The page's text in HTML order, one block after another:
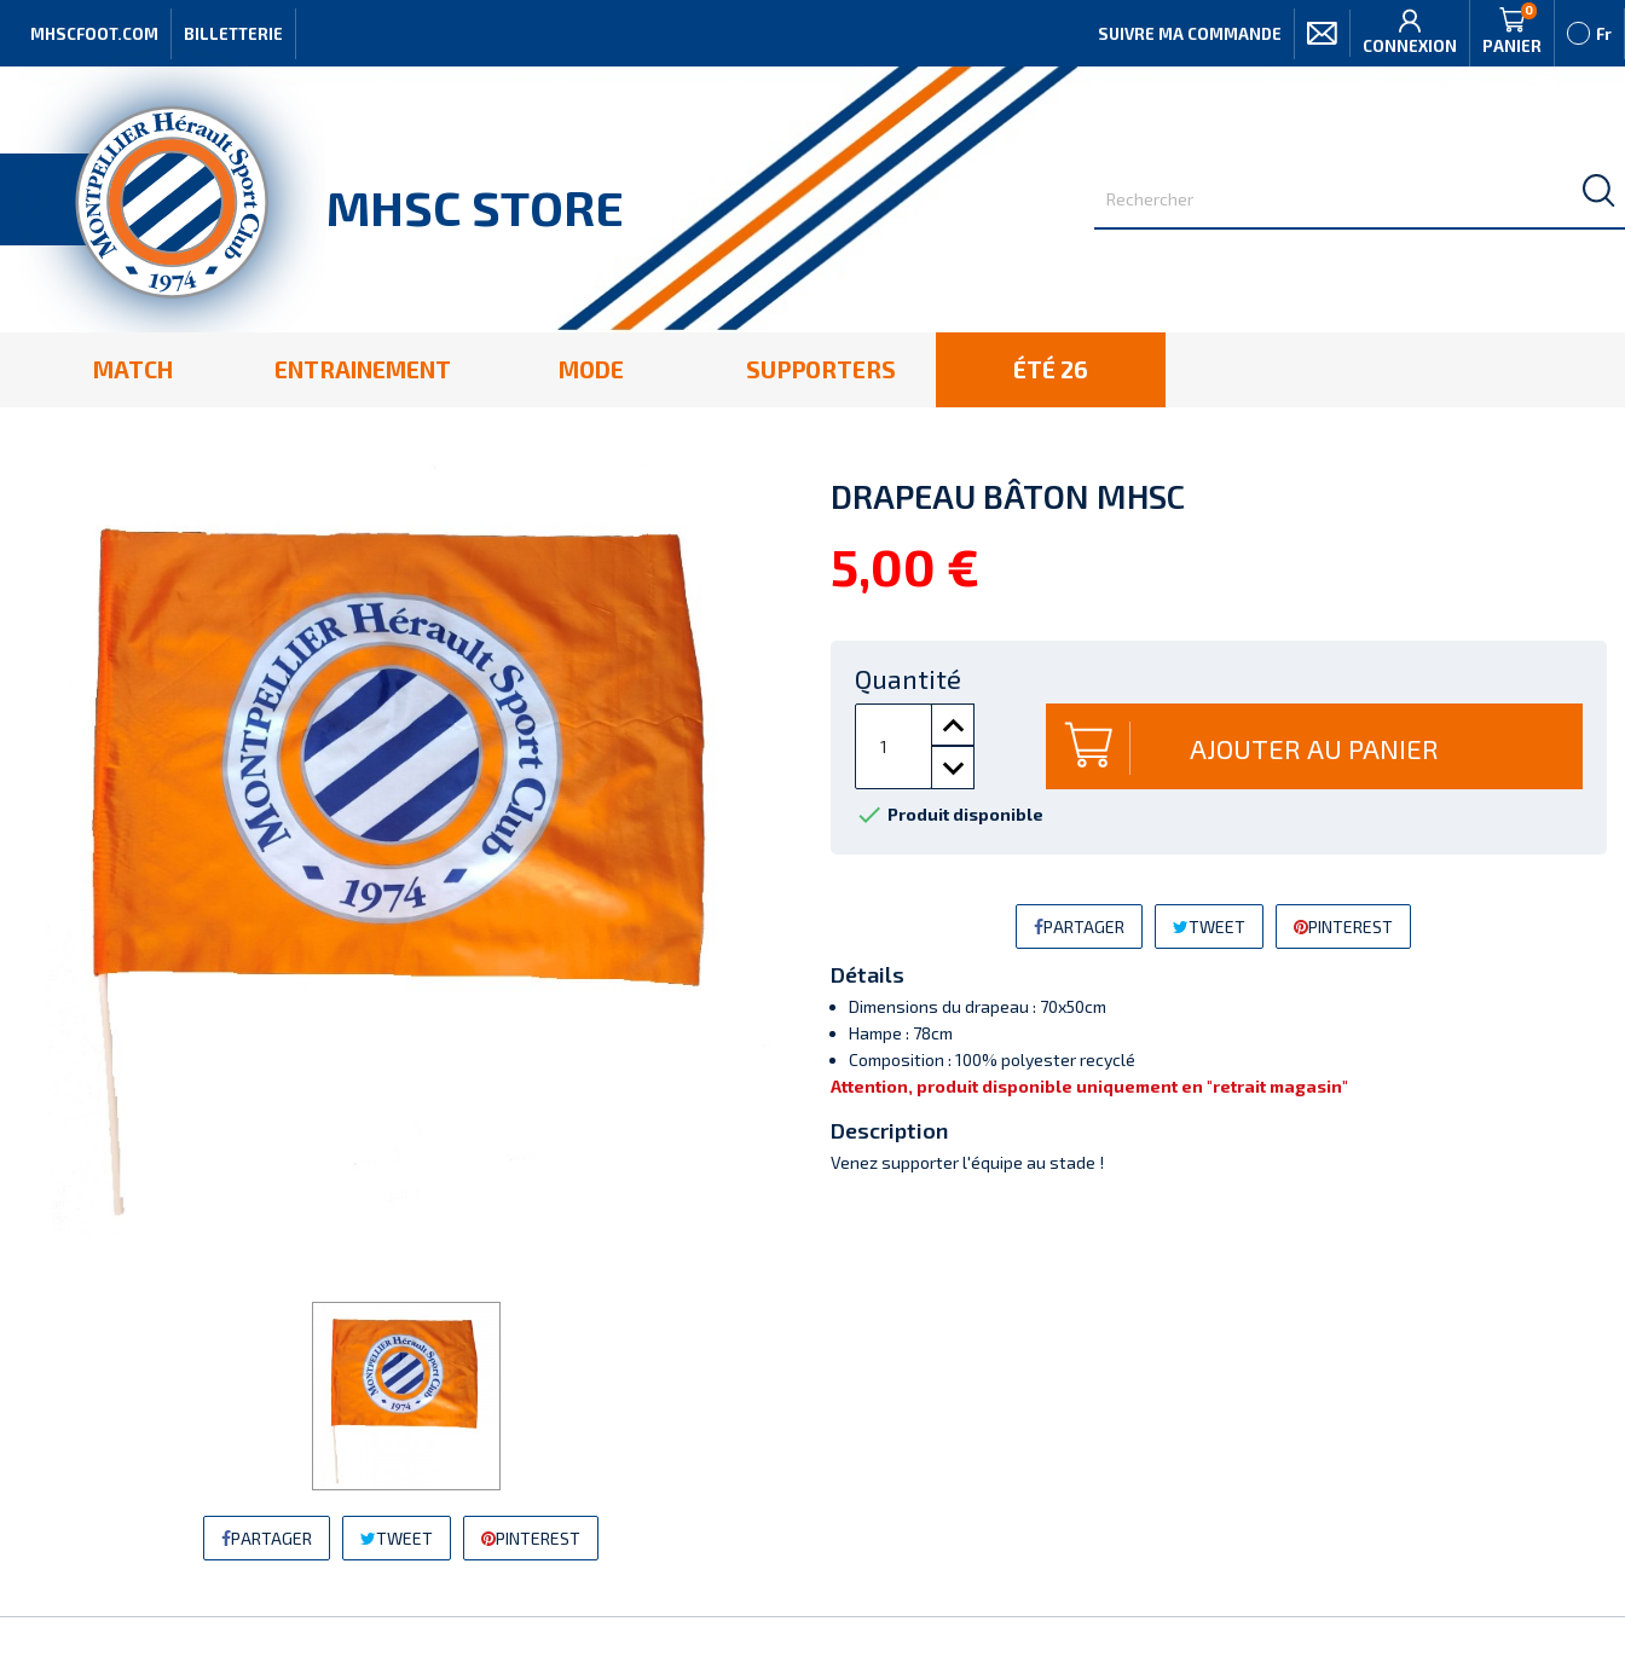
MHSCFOOT.COM BILLETTERIE SUIVRE MA COMMANDE
CONNEXION
0
PANIER
Fr
MHSC STORE
MATCH ENTRAINEMENT MODE SUPPORTERS ÉTÉ 26
PARTAGER TWEET PINTEREST
DRAPEAU BÂTON MHSC
5,00 €
Quantité
AJOUTER AU PANIER
 Produit disponible
PARTAGER TWEET PINTEREST
Détails
Dimensions du drapeau : 70x50cm
Hampe : 78cm
Composition : 100% polyester recyclé
Attention, produit disponible uniquement en "retrait magasin"
Description
Venez supporter l'équipe au stade !